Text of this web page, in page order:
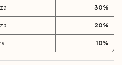
30%
20%
10%